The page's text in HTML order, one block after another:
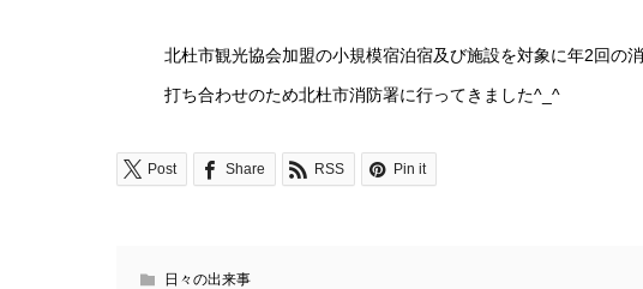
北杜市観光協会加盟の小規模宿泊宿及び施設を対象に年2回
打ち合わせのため北杜市消防署に行ってきました^_^
Post Share RSS Pin it
日々の出来事